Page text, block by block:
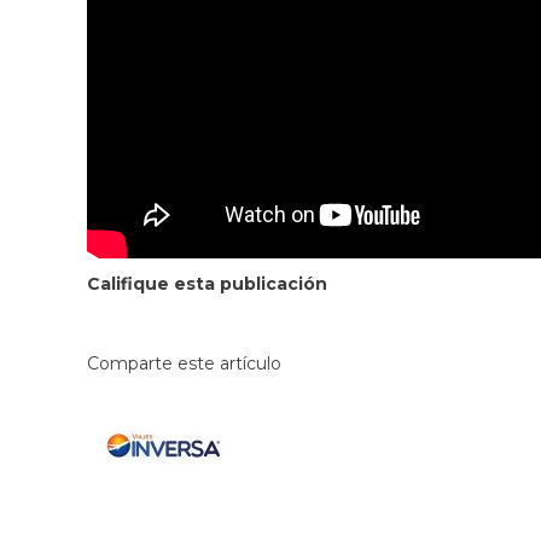
Califique esta publicación
Comparte este artículo